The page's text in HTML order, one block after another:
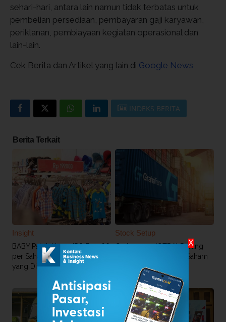
sehari-hari, antara lain namun tidak terbatas untuk
pembelian persediaan, pembayaran gaji karyawan,
periklanan, pembiayaan kegiatan operasional dan
lain-lain.
Cek Berita dan Artikel yang lain di Google News
INDEKS BERITA
Berita Terkait
Insight
BABY Patok Harga IPO Rp 266
per Saham, Jumlah Saham
yang Ditawarkan Lebih Sedikit
Stock Setup
Grahaprima (GTRA) Pasang
Harga IPO Rp 150 Per Saham
X